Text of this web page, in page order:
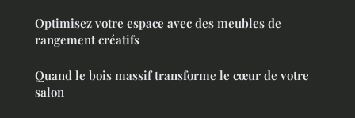
Optimisez votre espace avec des meubles de
rangement créatifs
Quand le bois massif transforme le cœur de votre
salon